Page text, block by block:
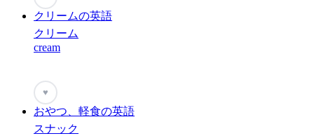
クリームの英語
クリーム
cream
♥
おやつ、軽食の英語
スナック